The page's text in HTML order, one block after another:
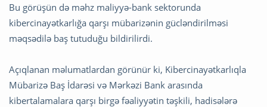
Bu görüşün də məhz maliyyə-bank sektorunda
kibercinayətkarlığa qarşı mübarizənin gücləndirilməsi
məqsədilə baş tutuduğu bildirilirdi.
Açıqlanan məlumatlardan görünür ki, Kibercinayətkarlıqla
Mübarizə Baş İdarəsi və Mərkəzi Bank arasında
kibertalamalara qarşı birgə fəaliyyətin təşkili, hadisələrə